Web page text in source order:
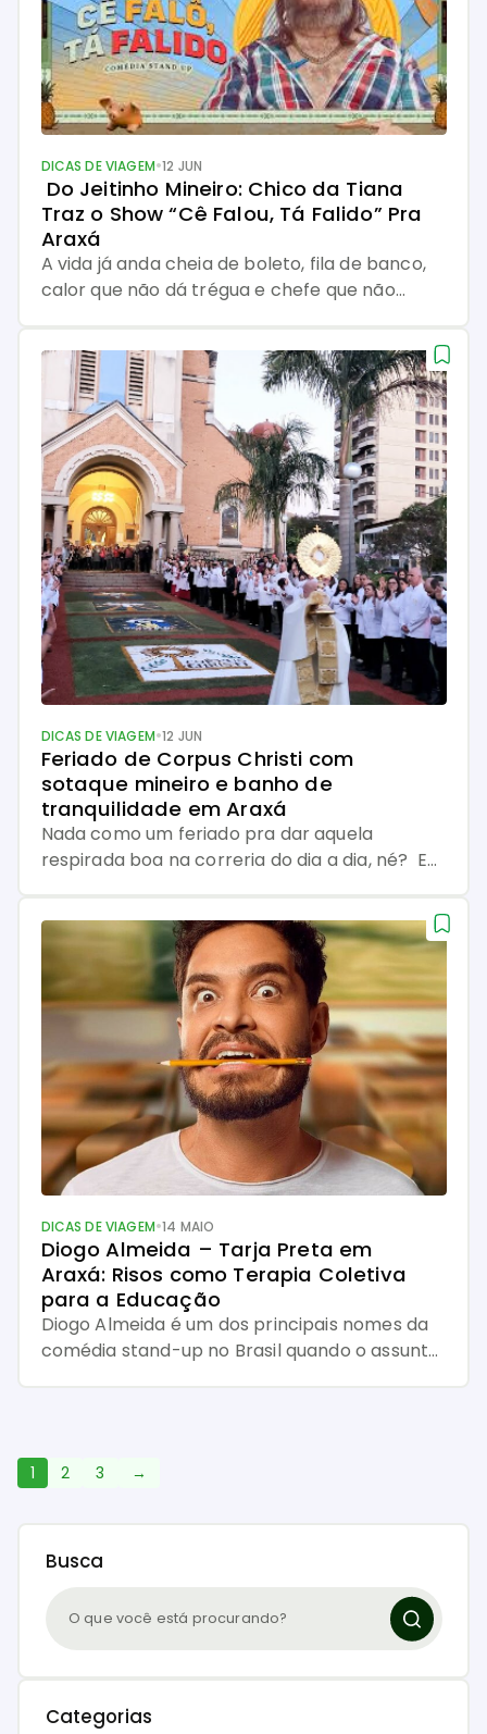
DICAS DE VIAGEM•12 JUN
Do Jeitinho Mineiro: Chico da Tiana
Traz o Show “Cê Falou, Tá Falido” Pra
Araxá
A vida já anda cheia de boleto, fila de banco,
calor que não dá trégua e chefe que não
uma pausa nessa rotina e colocar umas boas
risadas na agenda, né? Porque rir não é só o
melhor remédio — é também a desculpa
perfeita pra sair de casa, […]
DICAS DE VIAGEM•12 JUN
Feriado de Corpus Christi com
sotaque mineiro e banho de
tranquilidade em Araxá
Nada como um feriado pra dar aquela
respirada boa na correria do dia a dia, né? E
descanso de verdade. Mas não qualquer
descanso: um descanso com charme, história,
comida boa e aquele jeitinho acolhedor que só
Minas Gerais tem. […]
DICAS DE VIAGEM•14 MAIO
Diogo Almeida – Tarja Preta em
Araxá: Risos como Terapia Coletiva
para a Educação
Diogo Almeida é um dos principais nomes da
comédia stand-up no Brasil quando o assunto
entretenimento e reflexão. Em seu
espetáculo “Tarja Preta“, que chega a Araxá
1 2 3 →
Busca
Categorias